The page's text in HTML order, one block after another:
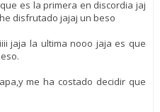
es la primera en discordia jaj
disfrutado jajaj un beso
jaja la ultima nooo jaja es que
me ha costado decidir que